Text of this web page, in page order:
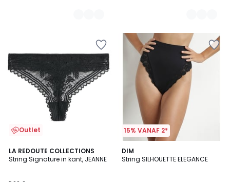
Outlet
LA REDOUTE COLLECTIONS
String Signature in kant, JEANNE
3.8
/ 5
15% VANAF 2*
DIM
String SILHOUETTE ELEGANCE